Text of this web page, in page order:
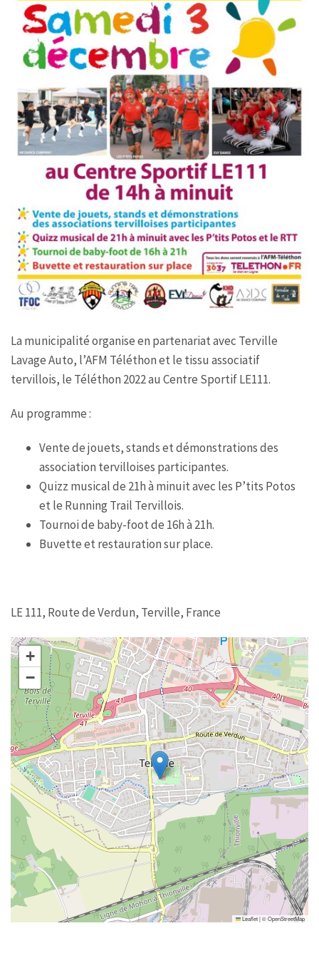
La municipalité organise en partenariat avec Terville
Lavage Auto, l’AFM Téléthon et le tissu associatif
tervillois, le Téléthon 2022 au Centre Sportif LE111.
Au programme :
Vente de jouets, stands et démonstrations des
association tervilloises participantes.
Quizz musical de 21h à minuit avec les P’tits Potos
et le Running Trail Tervillois.
Tournoi de baby-foot de 16h à 21h.
Buvette et restauration sur place.
LE 111, Route de Verdun, Terville, France
+
−
Leaflet|©OpenStreetMap